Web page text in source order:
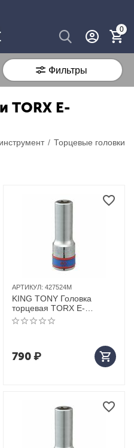
0
Фильтры
TORX Е-
/ Торцевые головки
АРТИКУЛ: 427524M
KING TONY Головка
торцевая TORX Е-
стандарт 1/2", E24, L = 77
мм
790₽